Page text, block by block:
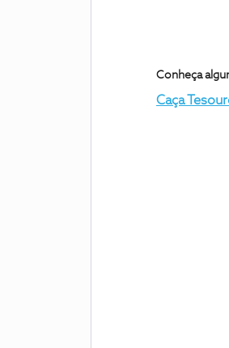
Conheça
Caça